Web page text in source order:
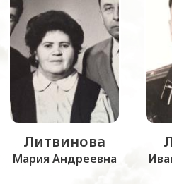
Литвинова
Мария Андреевна